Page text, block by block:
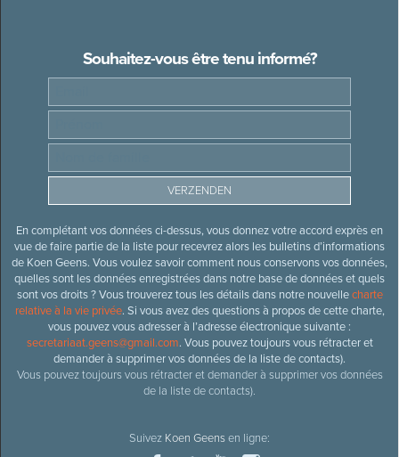
Souhaitez-vous être tenu informé?
En complétant vos données ci-dessus, vous donnez votre accord exprès en
vue de faire partie de la liste pour recevrez alors les bulletins d’informations
de Koen Geens. Vous voulez savoir comment nous conservons vos données,
quelles sont les données enregistrées dans notre base de données et quels
sont vos droits ? Vous trouverez tous les détails dans notre nouvellecharte
relative à la vie privée. Si vous avez des questions à propos de cette charte,
vous pouvez vous adresser à l’adresse électronique suivante :
secretariaat.geens@gmail.com. Vous pouvez toujours vous rétracter et
demander à supprimer vos données de la liste de contacts).
Vous pouvez toujours vous rétracter et demander à supprimer vos données
de la liste de contacts).
Suivez Koen Geensen ligne: